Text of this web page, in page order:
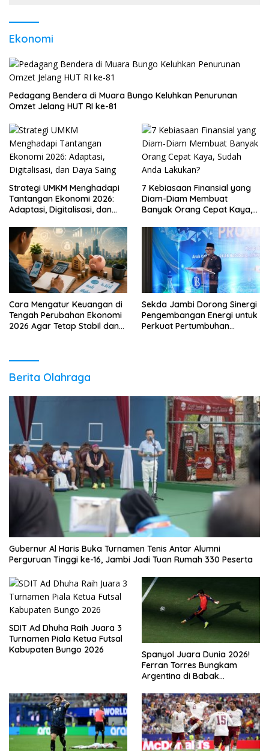
Ekonomi
Pedagang Bendera di Muara Bungo Keluhkan Penurunan
Omzet Jelang HUT RI ke-81
Strategi UMKM Menghadapi
Tantangan Ekonomi 2026:
Adaptasi, Digitalisasi, dan
7 Kebiasaan Finansial yang
Diam-Diam Membuat
Banyak Orang Cepat Kaya,
Cara Mengatur Keuangan di
Tengah Perubahan Ekonomi
2026 Agar Tetap Stabil dan
Sekda Jambi Dorong Sinergi
Pengembangan Energi untuk
Perkuat Pertumbuhan
Berita Olahraga
Gubernur Al Haris Buka Turnamen Tenis Antar Alumni
Perguruan Tinggi ke-16, Jambi Jadi Tuan Rumah 330 Peserta
SDIT Ad Dhuha Raih Juara 3
Turnamen Piala Ketua Futsal
Kabupaten Bungo 2026
Spanyol Juara Dunia 2026!
Ferran Torres Bungkam
Argentina di Babak